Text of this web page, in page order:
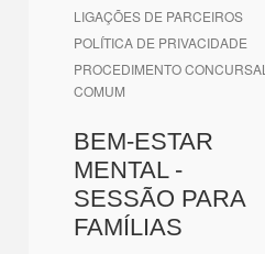
LIGAÇÕES DE PARCEIROS
POLÍTICA DE PRIVACIDADE
PROCEDIMENTO CONCURSAL
COMUM
BEM-ESTAR
MENTAL -
SESSÃO PARA
FAMÍLIAS